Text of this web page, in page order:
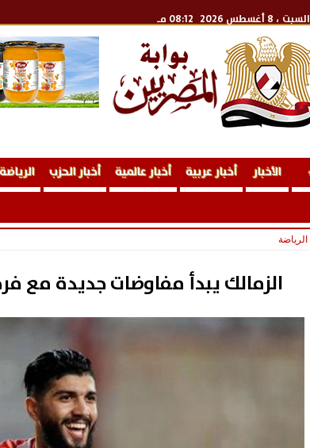
السبت ، 8 أغسطس 2026 08:12 مـ
الأخبار أخبار عربية أخبار عالمية أخبار الحزب الرياضة
الرياضة
الزمالك يبدأ مفاوضات جديدة مع